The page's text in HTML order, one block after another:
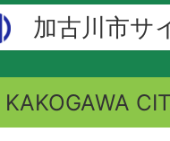
加古川市サ